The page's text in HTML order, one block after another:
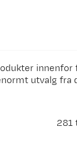
utvalg fra
er det
på
281